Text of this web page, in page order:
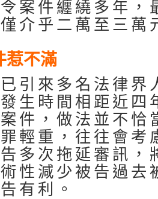
案件纏繞多年，
介乎二萬至三萬
惹不滿
引來多名法律界
生時間相距近四
件，做法並不恰
輕重，往往會考
多次拖延審訊，
性減少被告過去
有利。